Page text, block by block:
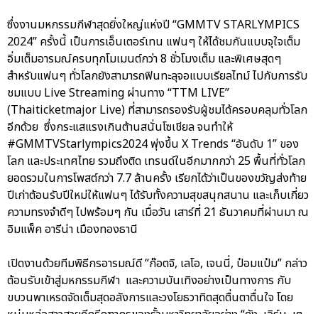
ซึ่งงานมหกรรมกีฬาสุดยิ่งใหญ่แห่งปี “GMMTV STARLYMPICS
2024” ครั้งนี้ เป็นการเอ็นเตอร์เทน แฟนๆ ให้ได้ชมกันแบบจุใจเต็ม
อิ่มเต็มอารมณ์ครบทุกโมเมนต์กว่า 8 ชั่วโมงเต็ม และพิเศษสุดๆ
สำหรับแฟนๆ ทั่วโลกยังสามารถฟินทะลุจอแบบเรียลไทม์ ไปกับการรับ
ชมแบบ Live Streaming ผ่านทาง “TTM LIVE”
(Thaiticketmajor Live) ที่สามารถรองรับผู้ชมได้ครอบคลุมทั่วโลก
อีกด้วย ซึ่งกระแสแรงเกินต้านสนั่นโซเชียล จนทำให้
#GMMTVStarlympics2024 พุ่งขึ้น X Trends “อันดับ 1” ของ
โลก และประเทศไทย รวมถึงติด เทรนด์ในอีกมากกว่า 25 พื้นที่ทั่วโลก
ยอดรวมในการโพสต์กว่า 7.7 ล้านครั้ง เรียกได้ว่าเป็นของขวัญส่งท้าย
ปีเก่าต้อนรับปีใหม่ให้แฟนๆ ได้รับทั้งความสุขสนุกสนาน และเก็บเกี่ยว
ความทรงจำดีๆ ไปพร้อมๆ กัน เมื่อวัน เสาร์ที่ 21 ธันวาคมที่ผ่านมา ณ
อิมแพ็ค อารีน่า เมืองทองธานี
เปิดงานด้วยทีมพิธีกรอารมณ์ดี “ก๊อตจิ, เลโอ, เจนนี่, ป๋อมแป๋ม” กล่าว
ต้อนรับเข้าสู่มหกรรมกีฬา และความบันเทิงอย่างเป็นทางการ กับ
ขบวนพาเหรดจัดเต็มสุดอลังการและวงโยธวาทิตสุดตื่นตาตื่นใจ โดย